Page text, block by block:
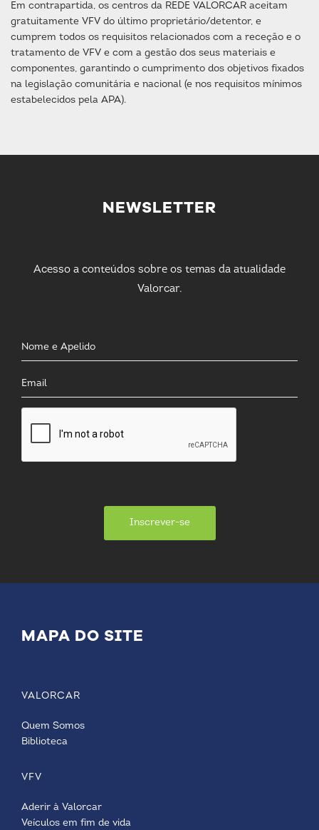
Em contrapartida, os centros da REDE VALORCAR aceitam
gratuitamente VFV do último proprietário/detentor, e
cumprem todos os requisitos relacionados com a receção e o
tratamento de VFV e com a gestão dos seus materiais e
componentes, garantindo o cumprimento dos objetivos fixados
na legislação comunitária e nacional (e nos requisitos mínimos
estabelecidos pela APA).
NEWSLETTER
Acesso a conteúdos sobre os temas da atualidade
Valorcar.
Inscrever-se
MAPA DO SITE
VALORCAR
Quem Somos
Biblioteca
VFV
Aderir à Valorcar
Veículos em fim de vida